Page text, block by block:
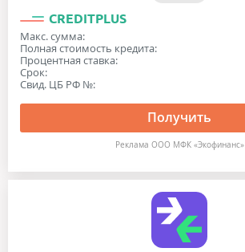
CREDITPLUS
Макс. сумма:
Полная стоимость кредита:
Процентная ставка:
Срок:
Свид. ЦБ РФ №:
Получить
Реклама ООО МФК «Экофинанс»